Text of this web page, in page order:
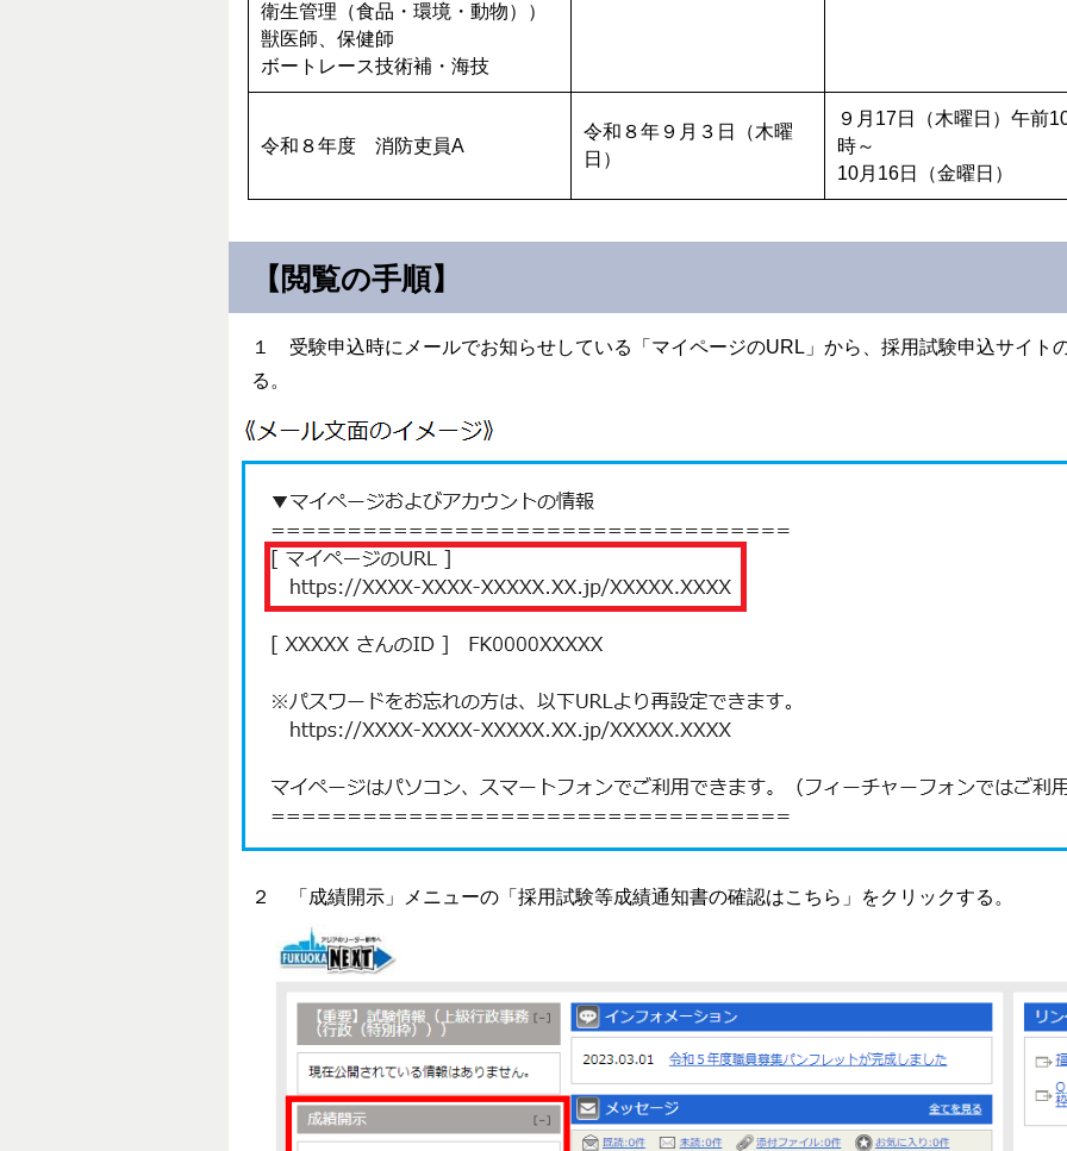
衛生管理（食品・環境・動物））
獣医師、保健師
ボートレース技術補・海技
令和８年度 消防吏員A
令和８年９月３日（木曜
日）
９月17日（木曜日）午前
時～
10月16日（金曜日）
【閲覧の手順】
１ 受験申込時にメールでお知らせしている「マイページのURL」から、採用試験申込サイト
る。
２ 「成績開示」メニューの「採用試験等成績通知書の確認はこちら」をクリックする。